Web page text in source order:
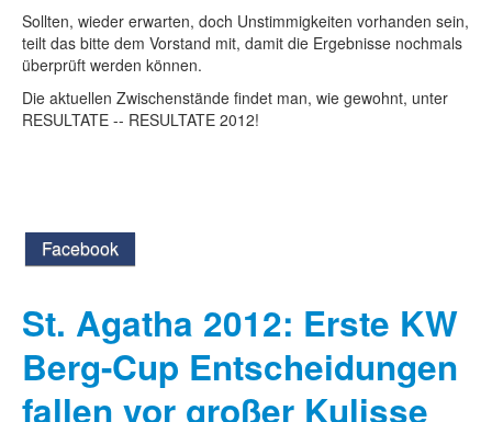
Sollten, wieder erwarten, doch Unstimmigkeiten vorhanden sein,
teilt das bitte dem Vorstand mit, damit die Ergebnisse nochmals
überprüft werden können.
Die aktuellen Zwischenstände findet man, wie gewohnt, unter
RESULTATE -- RESULTATE 2012!
Facebook
St. Agatha 2012: Erste KW
Berg-Cup Entscheidungen
fallen vor großer Kulisse